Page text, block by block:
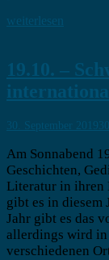
weiterlesen
19.10. –
30. September 2019
Am Sonnabend
Geschichten,
Literatur in ihren
gibt es in diesem
Jahr gibt es das
allerdings wird in
verschiedenen